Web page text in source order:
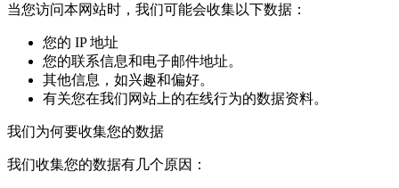
当您访问本网站时，我们可能会收集以下数据：
您的 IP 地址
您的联系信息和电子邮件地址。
其他信息，如兴趣和偏好。
有关您在我们网站上的在线行为的数据资料。
我们为何要收集您的数据
我们收集您的数据有几个原因：